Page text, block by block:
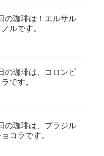
の珈琲は！エルサル
ルです。
の珈琲は、コロンビ
です。
の珈琲は、ブラジル
コラです。